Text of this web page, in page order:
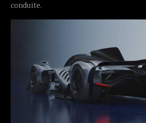
conduite.